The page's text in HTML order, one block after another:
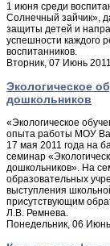
1 июня среди
Солнечный зайчик»,
защиты детей и
успешности каждого
воспитанников.
Вторник, 07 Июнь
Экологическое
дошкольников
«Экологическое
опыта работы МОУ
17 мая 2011 года на
семинар
дошкольников». На
образовательных
выступления
присутствующим
Л.В. Ремнева.
Понедельник, 06